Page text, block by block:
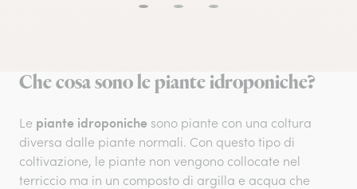
Che cosa sono le piante idroponiche?
Le piante idroponiche sono piante con una coltura
diversa dalle piante normali. Con questo tipo di
coltivazione, le piante non vengono collocate nel
terriccio ma in un composto di argilla e acqua che